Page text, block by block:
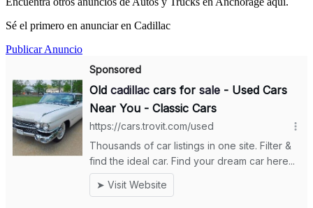
Sé el primero en anunciar en Cadillac
Publicar Anuncio